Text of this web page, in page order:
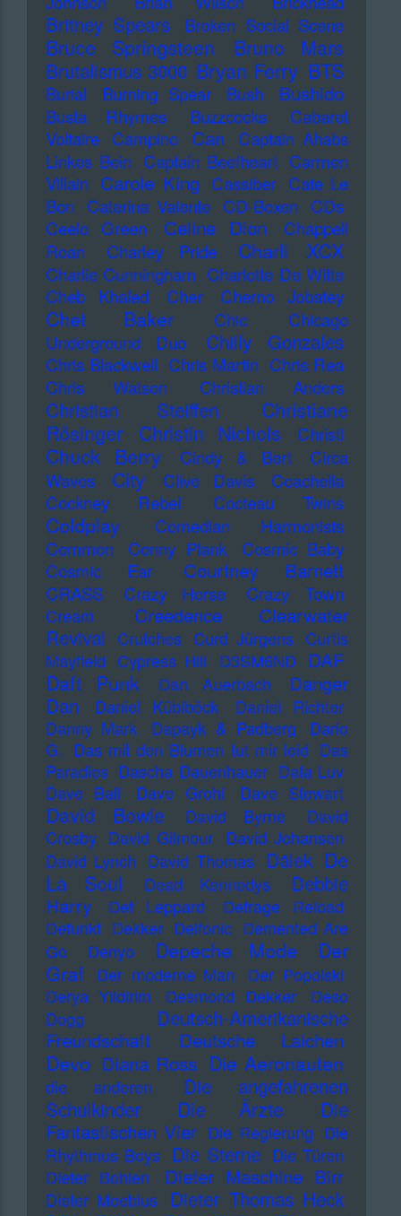
Britney Spears Broken Social Scene
Bruce Springsteen Bruno Mars
Brutalismus 3000 Bryan Ferry BTS
Burial Burning Spear Bush Bushido
Busta Rhymes Buzzcocks
Cabaret
Voltaire Campino Can
Captain Ahabs
Linkes Bein Captain Beefheart Carmen
Villain Carole King Cassiber Cate Le
Bon
Caterina Valente CD-Boxen
CDs
Ceelo Green
Celine Dion
Chappell
Roan
Charley Pride Charli XCX
Charlie Cunningham Charlotte De Witte
Cheb Khaled
Cher Cherno Jobatey
Chet Baker Chic
Chicago
Underground Duo
Chilly Gonzales
Chris Blackwell Chris Martin Chris Rea
Chris Watson
Christian Anders
Christian Steiffen
Christiane
Rösinger
Christin Nichols Christl
Chuck Berry Cindy & Bert
Circa
Waves
City Clive Davis
Coachella
Cockney Rebel
Cocteau Twins
Coldplay
Comedian Harmonists
Common
Conny Plank
Cosmic Baby
Cosmic Ear
Courtney Barnett
CRASS Crazy Horse Crazy Town
Cream
Creedence Clearwater
Revival
Crutches Curd Jürgens Curtis
Mayfield Cypress Hill D3SM6ND DAF
Daft Punk Dan Auerbach
Danger
Dan
Daniel Küblböck
Daniel Richter
Danny Mark
Dapayk & Padberg
Dario
G. Das mit den Blumen tut mir leid Das
Paradies Dascha Dauenhauer Data Luv
Dave Ball
Dave Grohl Dave Stewart
David Bowie David Byrne
David
Crosby David Gilmour David Johansen
David Lynch David Thomas Dälek De
La Soul
Dead Kennedys
Debbie
Harry
Def Leppard
Defrage Reload
Defunkt Dekker Delfonic Demented Are
Go
Denyo Depeche Mode
Der
Graf
Der moderne Man
Der Popolski
Derya Yildirim
Desmond Dekker
Deso
Dogg
Deutsch-Amerikanische
Freundschaft
Deutsche Laichen
Devo Diana Ross Die Aeronauten
die anderen
Die angefahrenen
Schulkinder
Die Ärzte
Die
Fantastischen Vier Die Regierung Die
Rhythmus Boys Die Sterne Die Türen
Dieter Bohlen
Dieter Maschine Birr
Dieter Moebius Dieter Thomas Heck